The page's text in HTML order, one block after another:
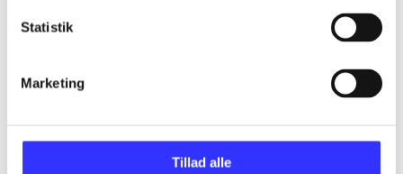
Statistik
Marketing
Tillad alle